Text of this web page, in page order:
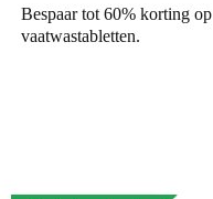
Bespaar tot 60% korting op
vaatwastabletten.